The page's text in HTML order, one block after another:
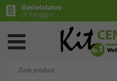
Bestelstatus
of inloggen